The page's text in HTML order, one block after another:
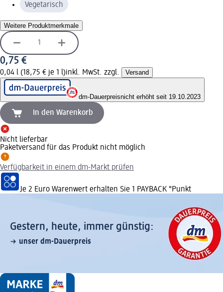
Vegetarisch
Weitere Produktmerkmale
0,75 €
0,04 l (18,75 € je 1 l)inkl. MwSt. zzgl. Versand
dm-Dauerpreisnicht erhöht seit 19.10.2023
In den Warenkorb
Nicht lieferbar
Paketversand für das Produkt nicht möglich
Verfügbarkeit in einem dm-Markt prüfen
Je 2 Euro Warenwert erhalten Sie 1 PAYBACK °Punkt
Gestern, heute, immer günstig:
unser dm-Dauerpreis